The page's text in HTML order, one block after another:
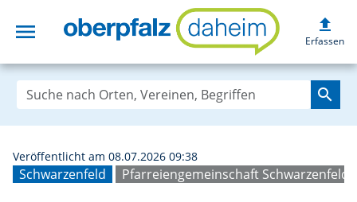
menu Afrikafest der
upload
Erfassen
search
Schwarzenfeld Pfarreiengemeinschaft
Veröffentlicht am 08.07.2026 09:38